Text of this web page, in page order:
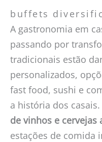
buffets
A gastronomia em
passando por
tradicionais estão
personalizados,
fast food, sushi e
a história dos
de vinhos e
estações de comida